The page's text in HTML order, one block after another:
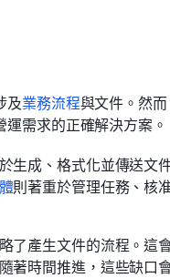
及業務流程與文件。然
需求的正確解決方案。
生成、格式化並傳送文
則著重於管理任務、核
了產生文件的流程。這
著時間推進，這些缺口